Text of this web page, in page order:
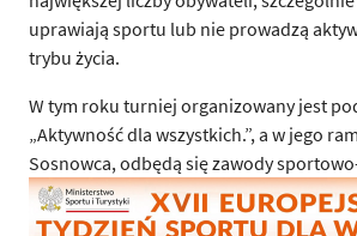
uprawiają sportu lub nie prowadzą
trybu życia.
W tym roku turniej organizowany jest
„Aktywność dla wszystkich.”, a w jego
Sosnowca, odbędą się zawody